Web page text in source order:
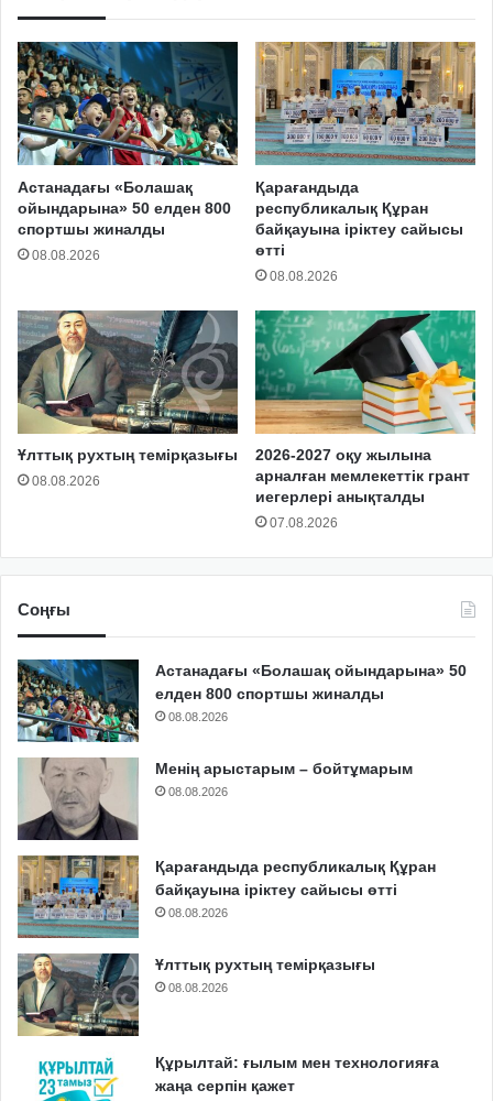
Астанадағы «Болашақ
ойындарына» 50 елден 800
спортшы жиналды
08.08.2026
Қарағандыда
республикалық Құран
байқауына іріктеу сайысы
өтті
08.08.2026
Ұлттық рухтың темірқазығы
08.08.2026
2026-2027 оқу жылына
арналған мемлекеттік грант
иегерлері анықталды
07.08.2026
Соңғы
Астанадағы «Болашақ ойындарына» 50
елден 800 спортшы жиналды
08.08.2026
Менің арыстарым – бойтұмарым
08.08.2026
Қарағандыда республикалық Құран
байқауына іріктеу сайысы өтті
08.08.2026
Ұлттық рухтың темірқазығы
08.08.2026
Құрылтай: ғылым мен технологияға
жаңа серпін қажет